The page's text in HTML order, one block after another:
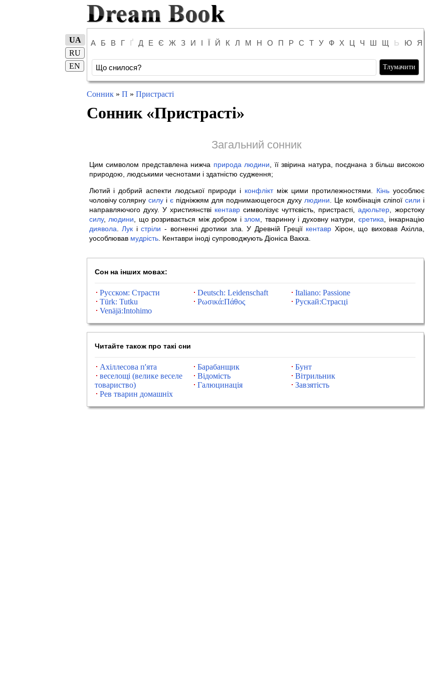
А Б В Г Ґ Д Е Є Ж З И І Ї Й К Л М Н О П Р С Т У Ф Х Ц Ч Ш Щ Ь Ю Я
UA
RU
EN
Сонник» П » Пристрасті
Сонник «Пристрасті»
Загальний сонник
Цим символом представлена нижча природа людини , її звірина натура, поєднана з більш високою
природою, людськими чеснотами і здатністю судження;
Лютий і добрий аспекти людської природи і конфліктміж цими протилежностями. Кіньуособлює
чоловічу солярнусилу іє підніжжям для поднимающегося духу людини . Це комбінація сліпої сили і
направляючого духу. У християнстві кентаврсимволізує чуттєвість, пристрасті,адюльтер , жорстоку
силу, людини , що розривається між добром ізлом , тваринну і духовну натури, єретика , інкарнацію
диявола .Лук істріли - вогненні дротики зла. У Древній Греції кентавр Хірон, що виховав Ахілла,
уособлював мудрість. Кентаври іноді супроводжують Діоніса Вакха.
Сон на інших мовах:
Русском: Страсти Deutsch: Leidenschaft
Italiano: Passione
Türk: Tutku
Ρωσικά:Πάθος
Рускай:Страсці
Venäjä:Intohimo
Читайте також про такі сни
Ахіллесова п'ята Барабанщик
Бунт
веселощі (велике веселе
товариство)
Відомість
Вітрильник
Галюцинація
Завзятість
Рев тварин домашніх